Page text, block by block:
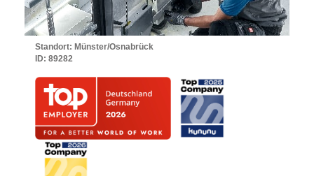
Standort: Münster/Osnabrück
ID: 89282